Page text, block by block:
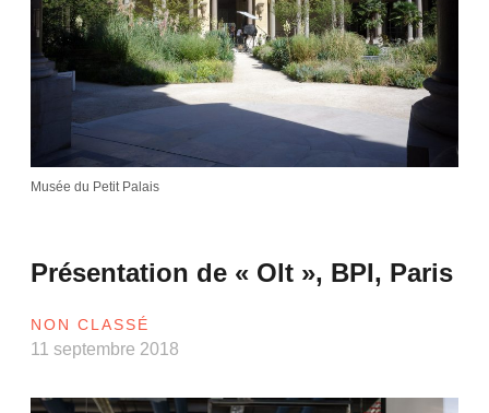
Musée du Petit Palais
Présentation de « Olt », BPI, Paris
NON CLASSÉ
11 septembre 2018